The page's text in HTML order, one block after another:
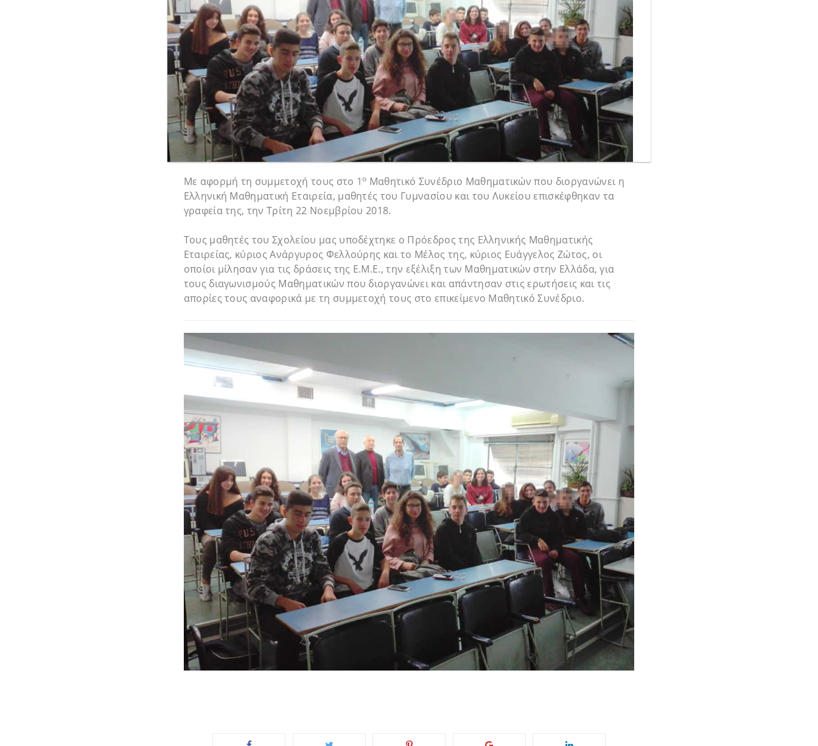
Με αφορμή τη συμμετοχή τους στο 1ο Μαθητικό Συνέδριο Μαθηματικών που διοργανώνει η
Ελληνική Μαθηματική Εταιρεία, μαθητές του Γυμνασίου και του Λυκείου επισκέφθηκαν τα
γραφεία της, την Τρίτη 22 Νοεμβρίου 2018.
Τους μαθητές του Σχολείου μας υποδέχτηκε ο Πρόεδρος της Ελληνικής Μαθηματικής
Εταιρείας, κύριος Ανάργυρος Φελλούρης και το Μέλος της, κύριος Ευάγγελος Ζώτος, οι
οποίοι μίλησαν για τις δράσεις της Ε.Μ.Ε., την εξέλιξη των Μαθηματικών στην Ελλάδα, για
τους διαγωνισμούς Μαθηματικών που διοργανώνει και απάντησαν στις ερωτήσεις και τις
απορίες τους αναφορικά με τη συμμετοχή τους στο επικείμενο Μαθητικό Συνέδριο.